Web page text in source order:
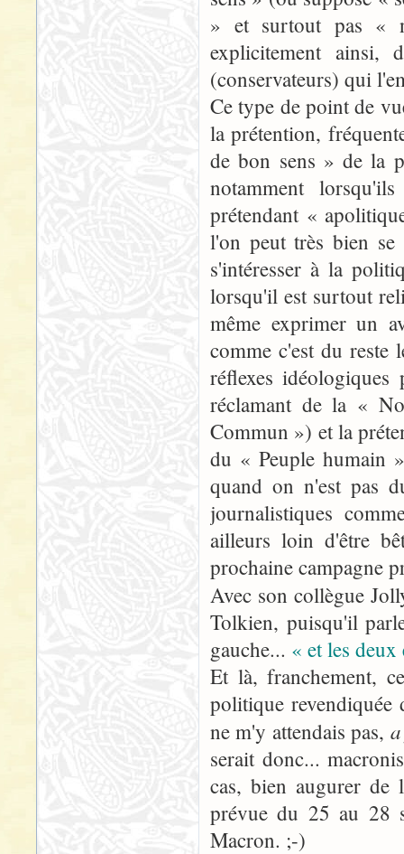
» et surtout pas «
explicitement ainsi,
(conservateurs) qui
Ce type de point de
la prétention,
de bon sens » de la
notamment
prétendant «
l'on peut très bien se
s'intéresser à la
lorsqu'il est surtout
même exprimer un
comme c'est du reste
réflexes
réclamant de la «
Commun ») et la
du « Peuple humain
quand on n'est pas
journalistiques
ailleurs loin d'être
prochaine campagne
Avec son collègue
Tolkien, puisqu'il
gauche... « et les deux
Et là, franchement,
politique revendiquée
ne m'y attendais pas,
serait donc...
cas, bien augurer
prévue du 25 au 28
Macron. ;-)